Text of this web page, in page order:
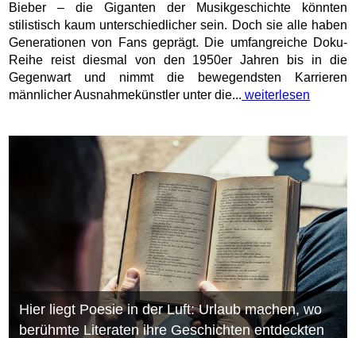
Bieber – die Giganten der Musikgeschichte könnten
stilistisch kaum unterschiedlicher sein. Doch sie alle haben
Generationen von Fans geprägt. Die umfangreiche Doku-
Reihe reist diesmal von den 1950er Jahren bis in die
Gegenwart und nimmt die bewegendsten Karrieren
männlicher Ausnahmekünstler unter die... weiterlesen
Hier liegt Poesie in der Luft: Urlaub machen, wo
berühmte Literaten ihre Geschichten entdeckten